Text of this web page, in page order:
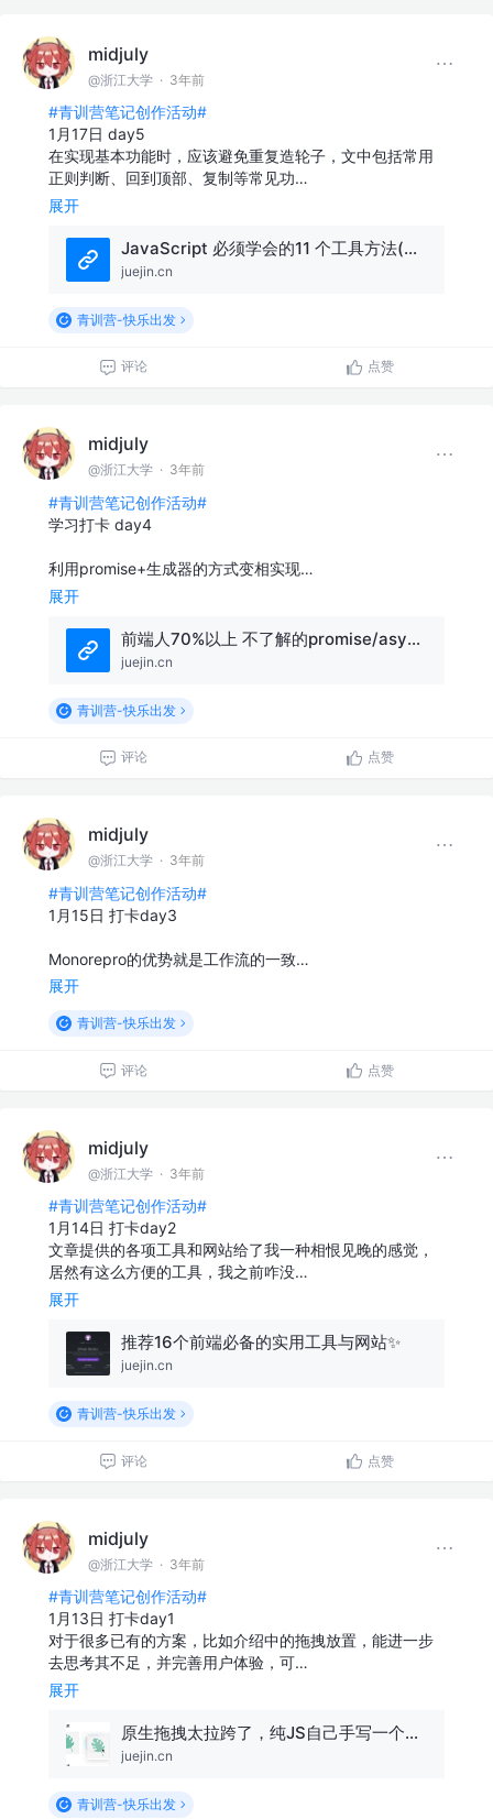
midjuly
@浙江大学 · 3年前
#青训营笔记创作活动#
1月17日 day5
在实现基本功能时，应该避免重复造轮子，文中包括常用
正则判断、回到顶部、复制等常见功…
展开
JavaScript 必须学会的11 个工具方法(避免重复造轮子)
juejin.cn
青训营-快乐出发
评论 点赞
midjuly
@浙江大学 · 3年前
#青训营笔记创作活动#
学习打卡 day4
利用promise+生成器的方式变相实现…
展开
前端人70%以上 不了解的promise/async await
juejin.cn
青训营-快乐出发
评论 点赞
midjuly
@浙江大学 · 3年前
#青训营笔记创作活动#
1月15日 打卡day3
Monorepro的优势就是工作流的一致…
展开
青训营-快乐出发
评论 点赞
midjuly
@浙江大学 · 3年前
#青训营笔记创作活动#
1月14日 打卡day2
文章提供的各项工具和网站给了我一种相恨见晚的感觉，
居然有这么方便的工具，我之前咋没…
展开
推荐16个前端必备的实用工具与网站✨
juejin.cn
青训营-快乐出发
评论 点赞
midjuly
@浙江大学 · 3年前
#青训营笔记创作活动#
1月13日 打卡day1
对于很多已有的方案，比如介绍中的拖拽放置，能进一步
去思考其不足，并完善用户体验，可…
展开
原生拖拽太拉跨了，纯JS自己手写一个拖拽效果，纵享丝滑
juejin.cn
青训营-快乐出发